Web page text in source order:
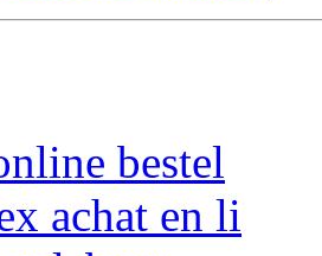
bestel
achat en li